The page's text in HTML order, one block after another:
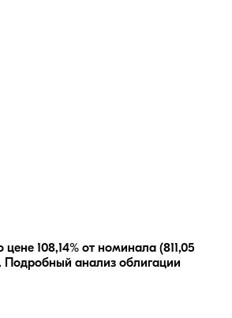
108,14% от номинала (811,05
Подробный анализ облигации